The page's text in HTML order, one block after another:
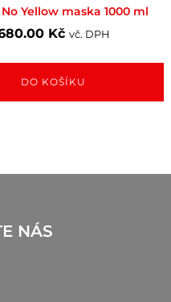
Yellow maska 1000 ml
Kč vč. DPH
DO KOŠÍKU
NÁS